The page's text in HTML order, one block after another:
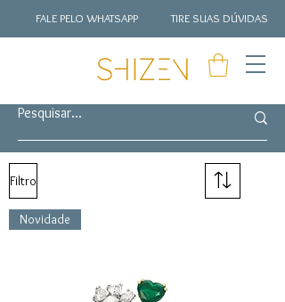
FALE PELO WHATSAPP TIRE SUAS DÚVIDAS
Filtro
Novidade